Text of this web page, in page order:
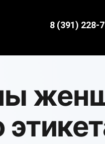
8 (391) 228-